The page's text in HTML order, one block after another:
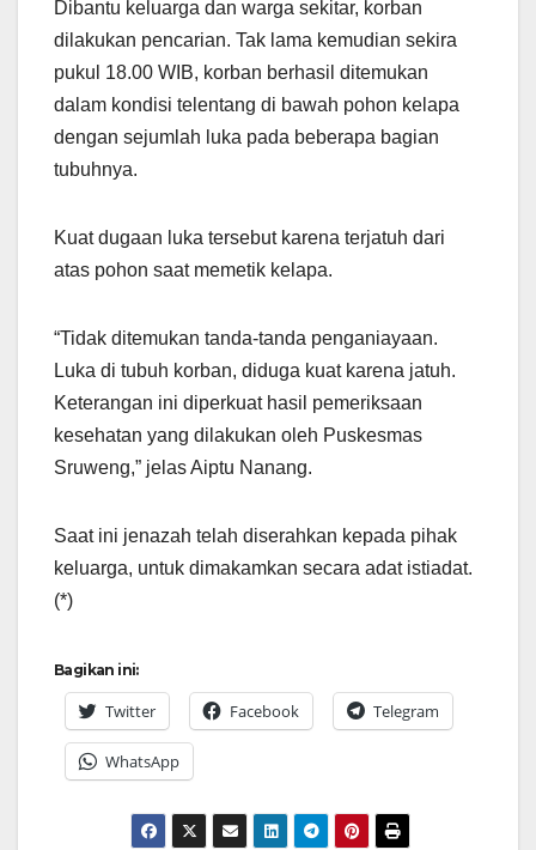
Dibantu keluarga dan warga sekitar, korban
dilakukan pencarian. Tak lama kemudian sekira
pukul 18.00 WIB, korban berhasil ditemukan
dalam kondisi telentang di bawah pohon kelapa
dengan sejumlah luka pada beberapa bagian
tubuhnya.
Kuat dugaan luka tersebut karena terjatuh dari
atas pohon saat memetik kelapa.
“Tidak ditemukan tanda-tanda penganiayaan.
Luka di tubuh korban, diduga kuat karena jatuh.
Keterangan ini diperkuat hasil pemeriksaan
kesehatan yang dilakukan oleh Puskesmas
Sruweng,” jelas Aiptu Nanang.
Saat ini jenazah telah diserahkan kepada pihak
keluarga, untuk dimakamkan secara adat istiadat.
(*)
Bagikan ini:
Twitter Facebook Telegram
WhatsApp